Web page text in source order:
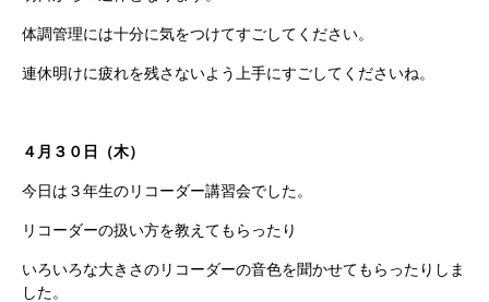
体調管理には十分に気をつけてすごしてください。
連休明けに疲れを残さないよう上手にすごしてくださいね。
４月３０日（木）
今日は３年生のリコーダー講習会でした。
リコーダーの扱い方を教えてもらったり
いろいろな大きさのリコーダーの音色を聞かせてもらったりしま
した。